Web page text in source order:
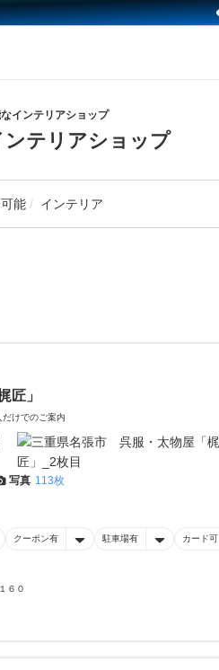
インテリアショップ
ンテリアショップ
能 インテリア
匠」
けでのご案内
写真 113枚
クーポン有 駐車場有 カード可
６０